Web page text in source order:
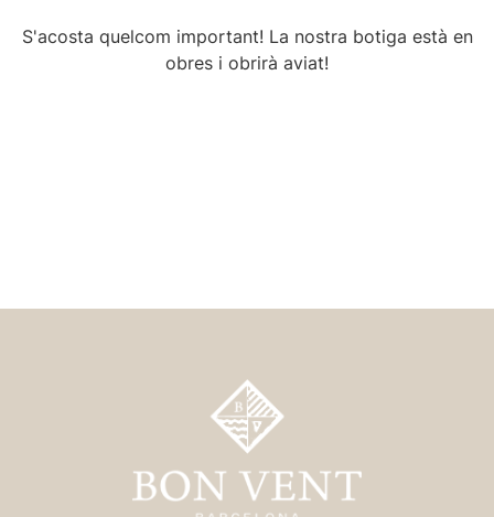
S'acosta quelcom important! La nostra botiga està en
obres i obrirà aviat!